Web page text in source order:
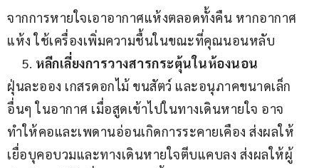
จากการหายใจเอาอากาศแห้งตลอดทั้งคืน หากอากาศ
แห้ง ใช้เครื่องเพิ่มความชื้นในขณะที่คุณนอนหลับ
หลีกเลี่ยงการวางสารกระตุ้นในห้องนอน
ฝุ่นละออง เกสรดอกไม้ ขนสัตว์ และอนุภาคขนาดเล็ก
อื่นๆ ในอากาศ เมื่อสูดเข้าไปในทางเดินหายใจ อาจ
ทำให้คอและเพดานอ่อนเกิดการระคายเคือง ส่งผลให้
เยื่อบุคอบวมและทางเดินหายใจตีบแคบลง ส่งผลให้ผู้